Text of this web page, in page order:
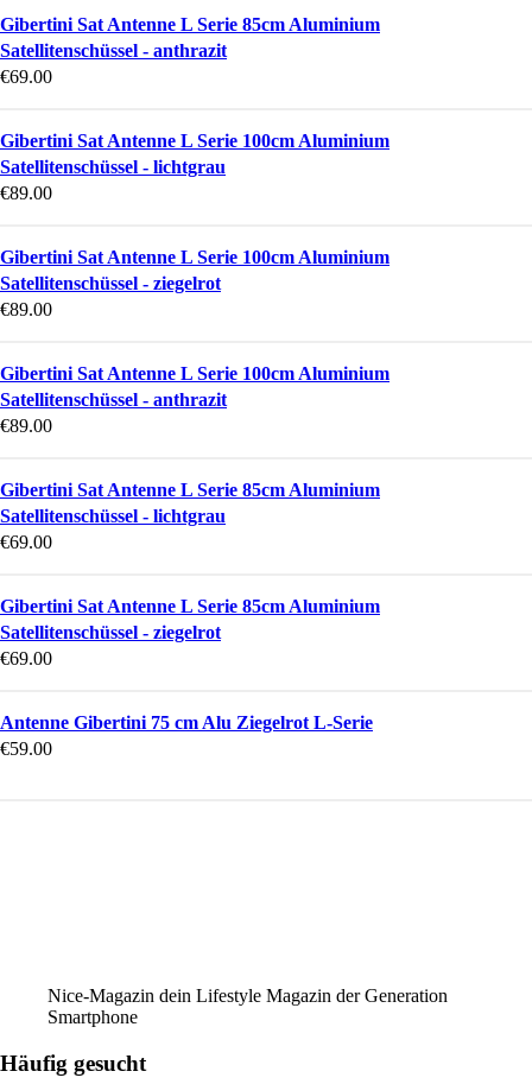
Gibertini Sat Antenne L Serie 85cm Aluminium
Satellitenschüssel - anthrazit
€69.00
Gibertini Sat Antenne L Serie 100cm Aluminium
Satellitenschüssel - lichtgrau
€89.00
Gibertini Sat Antenne L Serie 100cm Aluminium
Satellitenschüssel - ziegelrot
€89.00
Gibertini Sat Antenne L Serie 100cm Aluminium
Satellitenschüssel - anthrazit
€89.00
Gibertini Sat Antenne L Serie 85cm Aluminium
Satellitenschüssel - lichtgrau
€69.00
Gibertini Sat Antenne L Serie 85cm Aluminium
Satellitenschüssel - ziegelrot
€69.00
Antenne Gibertini 75 cm Alu Ziegelrot L-Serie
€59.00
Nice-Magazin dein Lifestyle Magazin der Generation
Smartphone
Häufig gesucht